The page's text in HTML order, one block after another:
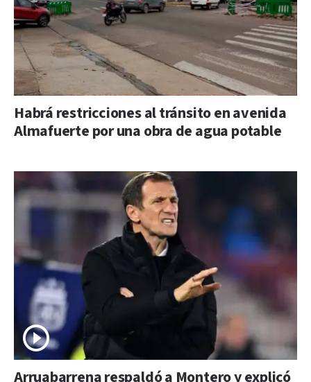
Habrá restricciones al tránsito en avenida
Almafuerte por una obra de agua potable
Arruabarrena respaldó a Montero y explicó